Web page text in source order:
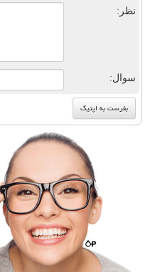
نظر:
سوال: